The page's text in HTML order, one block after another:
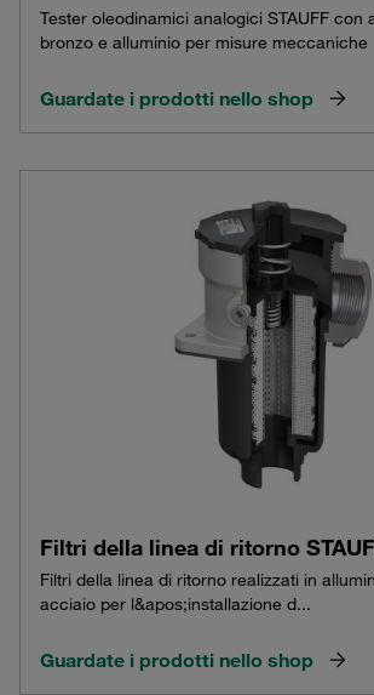
Tester oleodinamici analogici STAUFF con
bronzo e alluminio per misure meccaniche
Guardate i prodotti nello shop
Filtri della linea di ritorno
Filtri della linea di ritorno realizzati in
acciaio per l&apos;installazione d...
Guardate i prodotti nello shop